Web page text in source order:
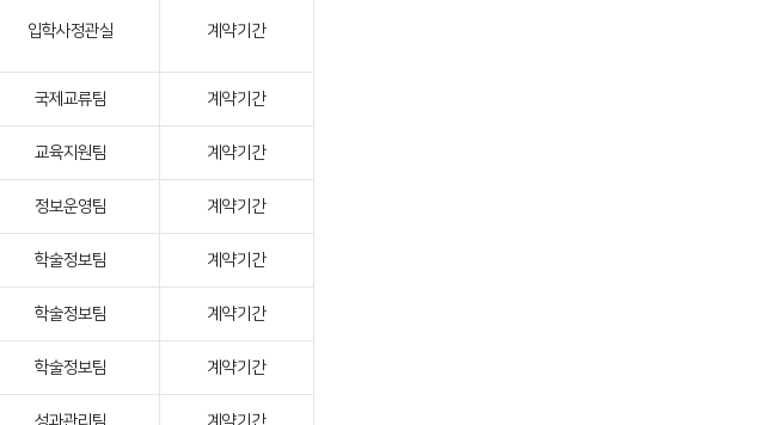
입학사정관실 계약기간
국제교류팀 계약기간
교육지원팀 계약기간
정보운영팀 계약기간
학술정보팀 계약기간
학술정보팀 계약기간
학술정보팀 계약기간